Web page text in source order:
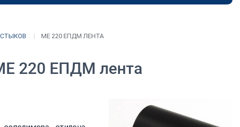
ME 220 ЕПДМ ЛЕНТА
220 ЕПДМ лента